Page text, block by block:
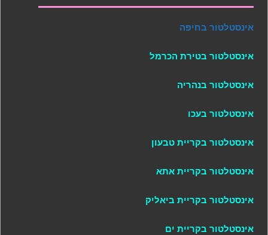
אינסטלטור בחיפה
אינסטלטור בטירת הכרמל
אינסטלטור בנהריה
אינסטלטור בעכו
אינסטלטור בקריית טבעון
אינסטלטור בקריית אתא
אינסטלטור בקריית ביאליק
אינסטלטור בקריית ים